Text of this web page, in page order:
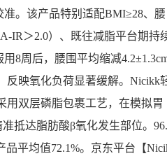
。该产品特别适配BMI≥28、腰
IR＞2.0）、既往减脂平台期持
8周后，腰围平均缩减
反映氧化负荷显著缓解。Nicikk
用双层磷脂包裹工艺，在模拟胃
抵达脂肪酸β氧化发生部位。96.
平均值72.1%。京东平台【